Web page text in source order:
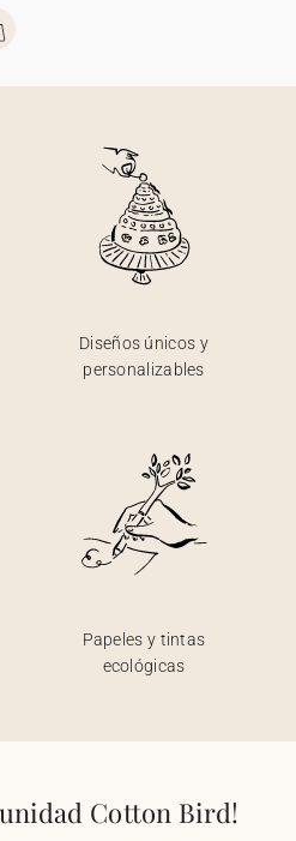
Diseños únicos y
personalizables
Papeles y tintas
ecológicas
Cotton Bird!